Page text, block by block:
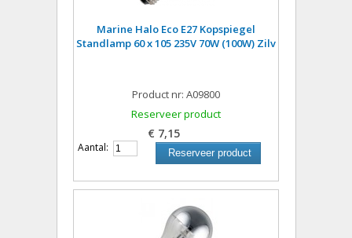
Marine Halo Eco E27 Kopspiegel
Standlamp 60 x 105 235V 70W (100W) Zilv
Product nr: A09800
Reserveer product
€ 7,15
Aantal: Reserveer product